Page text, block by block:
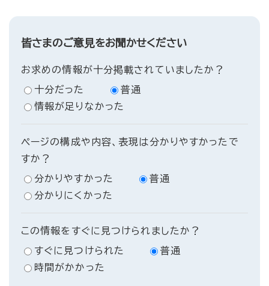
皆さまのご意見をお聞かせください
お求めの情報が十分掲載されていましたか？
十分だった
普通
情報が足りなかった
ページの構成や内容、表現は分かりやすかったで
すか？
分かりやすかった
普通
分かりにくかった
この情報をすぐに見つけられましたか？
すぐに見つけられた
普通
時間がかかった